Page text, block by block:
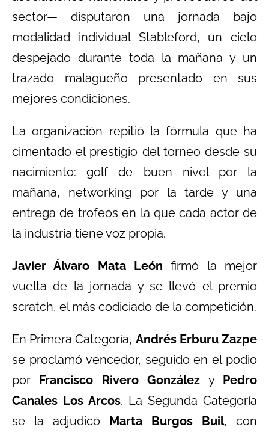
sector— disputaron una jornada bajo
modalidad individual Stableford, un cielo
despejado durante toda la mañana y un
trazado malagueño presentado en sus
mejores condiciones.
La organización repitió la fórmula que ha
cimentado el prestigio del torneo desde su
nacimiento: golf de buen nivel por la
mañana, networking por la tarde y una
entrega de trofeos en la que cada actor de
la industria tiene voz propia.
Javier Álvaro Mata León firmó la mejor
vuelta de la jornada y se llevó el premio
scratch, el más codiciado de la competición.
En Primera Categoría, Andrés Erburu Zazpe
se proclamó vencedor, seguido en el podio
por Francisco Rivero González y Pedro
Canales Los Arcos. La Segunda Categoría
se la adjudicó Marta Burgos Buil, con